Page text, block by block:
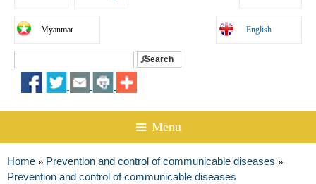
Myanmar English
Search form
☰ Menu
You are here
Home » Prevention and control of communicable diseases »
Prevention and control of communicable diseases